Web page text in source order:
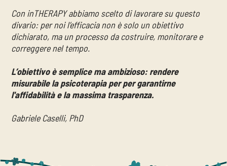
Con inTHERAPY abbiamo scelto di lavorare su questo
divario: per noi l’efficacia non è solo un obiettivo
dichiarato, ma un processo da costruire, monitorare e
correggere nel tempo.
L’obiettivo è semplice ma ambizioso: rendere
misurabile la psicoterapia per per garantirne
l'affidabilità e la massima trasparenza.
Gabriele Caselli, PhD